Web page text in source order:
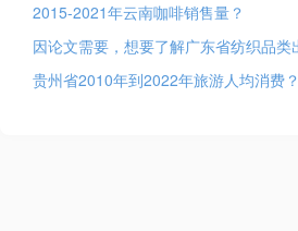
2015-2021年云南咖啡销售量？
贵州省2010年到2022年旅游人均消费？